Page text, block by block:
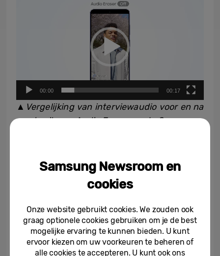
00:00 00:17
▲ Vergelijking van interviewaudio voor en na
gebruik van Audio Eraser op de Samsung
Naadloze toegang, totale controle
Je kunt eenvoudig ruis aanpassen en
afleidingen verminderen, rechtstreeks vanaf
het Quick-paneel, zonder dat je inhoud
Samsung Newsroom en
cookies
Onze website gebruikt cookies. We zouden ook
graag optionele cookies gebruiken om je de best
mogelijke ervaring te kunnen bieden. U kunt
ervoor kiezen om uw voorkeuren te beheren of
alle cookies te accepteren. U kunt ook ons